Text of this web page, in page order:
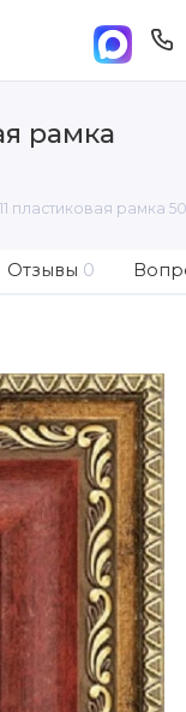
рамка
пластиковая рамка
Отзывы 0